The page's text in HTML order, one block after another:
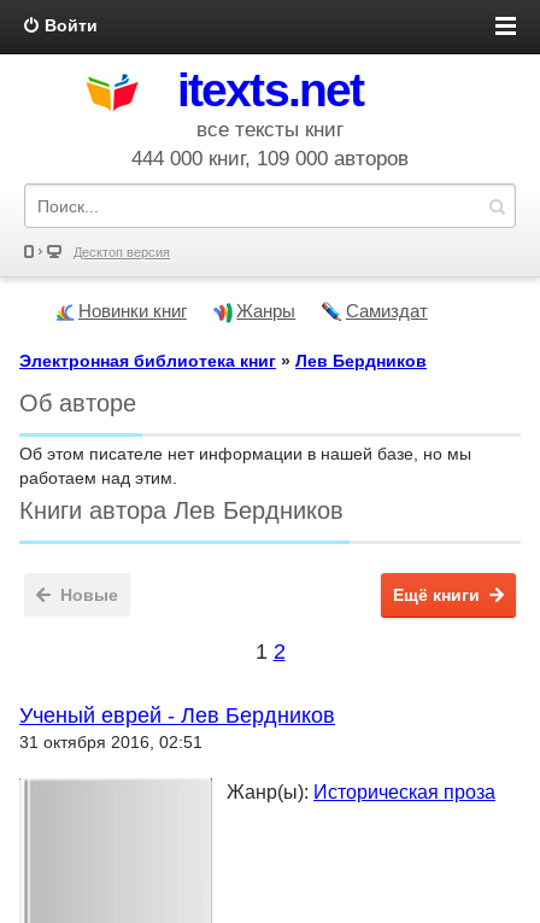
Войти
itexts.net
все тексты книг
444 000 книг, 109 000 авторов
Десктоп версия
Новинки книг Жанры Самиздат
Электронная библиотека книг » Лев Бердников
Об авторе
Об этом писателе нет информации в нашей базе, но мы
работаем над этим.
Книги автора Лев Бердников
Новые Ещё книги
1 2
Ученый еврей - Лев Бердников
31 октября 2016, 02:51
Жанр(ы): Историческая проза